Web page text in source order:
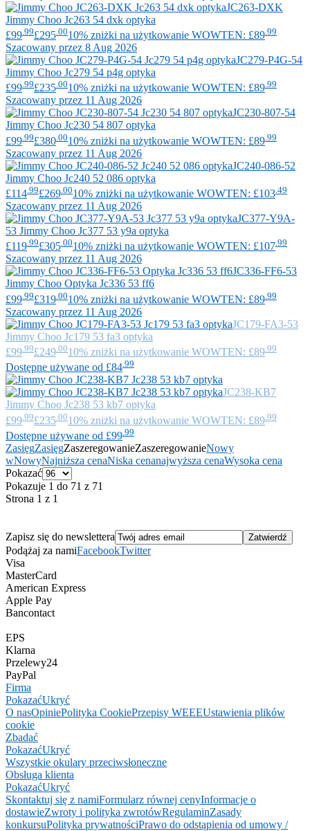
JC263-DXK
Jimmy Choo Jc263 54 dxk optyka
£99 .99£295 .0010% zniżki na użytkowanie WOWTEN: £89 .99
Szacowany przez 8 Aug 2026
JC279-P4G-54
Jimmy Choo Jc279 54 p4g optyka
£99 .99£235 .0010% zniżki na użytkowanie WOWTEN: £89 .99
Szacowany przez 11 Aug 2026
JC230-807-54
Jimmy Choo Jc230 54 807 optyka
£99 .99£380 .0010% zniżki na użytkowanie WOWTEN: £89 .99
Szacowany przez 11 Aug 2026
JC240-086-52
Jimmy Choo Jc240 52 086 optyka
£114 .99£269 .0010% zniżki na użytkowanie WOWTEN: £103 .49
Szacowany przez 11 Aug 2026
JC377-Y9A-
53 Jimmy Choo Jc377 53 y9a optyka
£119 .99£305 .0010% zniżki na użytkowanie WOWTEN: £107 .99
Szacowany przez 11 Aug 2026
JC336-FF6-53
Jimmy Choo Optyka Jc336 53 ff6
£99 .99£319 .0010% zniżki na użytkowanie WOWTEN: £89 .99
Szacowany przez 11 Aug 2026
JC179-FA3-53
Jimmy Choo Jc179 53 fa3 optyka
£99 .99£249 .0010% zniżki na użytkowanie WOWTEN: £89 .99
Dostępne używane od £84 .99
JC238-KB7
Jimmy Choo Jc238 53 kb7 optyka
£99 .99£235 .0010% zniżki na użytkowanie WOWTEN: £89 .99
Dostępne używane od £99 .99
ZasięgZasięgZaszeregowanieZaszeregowanieNowy
wNowyNajniższa cenaNiska cenanajwyższa cenaWysoka cena
Pokazać
Pokazuje 1 do 71 z 71
Strona 1 z 1
Zapisz się do newslettera
Podążaj za namiFacebookTwitter
Visa
MasterCard
American Express
Apple Pay
Bancontact
EPS
Klarna
Przelewy24
PayPal
Firma
PokazaćUkryć
O nasOpiniePolityka CookiePrzepisy WEEEUstawienia plików
cookie
Zbadać
PokazaćUkryć
Wszystkie okulary przeciwsłoneczne
Obsługa klienta
PokazaćUkryć
Skontaktuj się z namiFormularz równej cenyInformacje o
dostawieZwroty i polityka zwrotówRegulaminZasady
konkursuPolityka prywatnościPrawo do odstąpienia od umowy /